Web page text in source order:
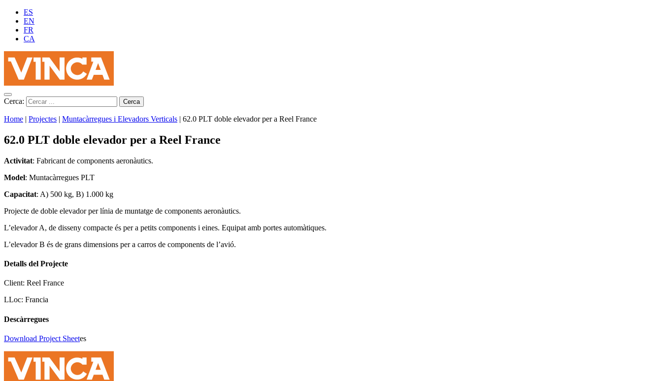
ES
EN
FR
CA
Cerca:
Home | Projectes | Muntacàrregues i Elevadors Verticals | 62.0 PLT doble elevador per a Reel France
62.0 PLT doble elevador per a Reel France
Activitat: Fabricant de components aeronàutics.
Model: Muntacàrregues PLT
Capacitat: A) 500 kg, B) 1.000 kg
Projecte de doble elevador per línia de muntatge de components aeronàutics.
L’elevador A, de disseny compacte és per a petits components i eines. Equipat amb portes automàtiques.
L’elevador B és de grans dimensions per a carros de components de l’avió.
Detalls del Projecte
Client: Reel France
LLoc: Francia
Descàrregues
Download Project Sheetes